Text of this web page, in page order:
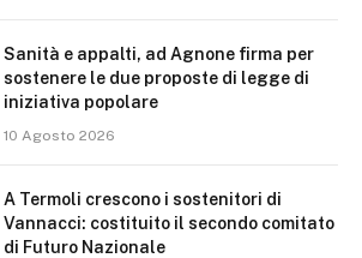
Sanità e appalti, ad Agnone firma per
sostenere le due proposte di legge di
iniziativa popolare
10 Agosto 2026
A Termoli crescono i sostenitori di
Vannacci: costituito il secondo comitato
di Futuro Nazionale